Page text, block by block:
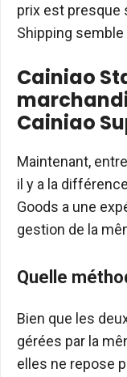
prix est presque
Shipping
Cainiao
Cainiao
Maintenant,
il y a la
Goods a une
gestion de la
Quelle
Bien que les
gérées par la
elles ne repose